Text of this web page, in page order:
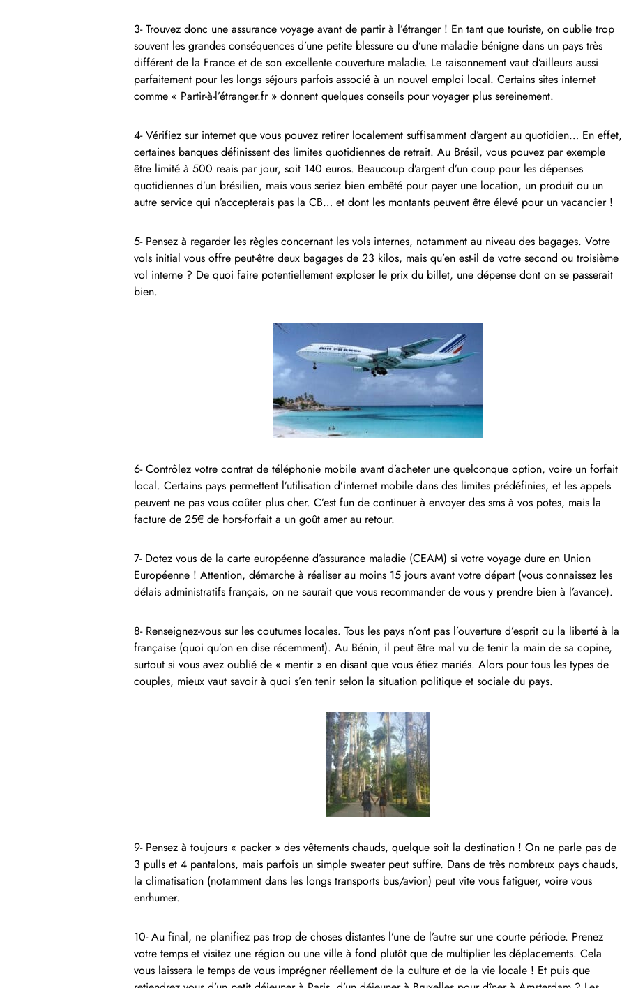
3- Trouvez donc une assurance voyage avant de partir à l’étranger ! En tant que touriste, on oublie trop
souvent les grandes conséquences d’une petite blessure ou d’une maladie bénigne dans un pays très
différent de la France et de son excellente couverture maladie. Le raisonnement vaut d’ailleurs aussi
parfaitement pour les longs séjours parfois associé à un nouvel emploi local. Certains sites internet
comme « Partir-à-l’étranger.fr» donnent quelques conseils pour voyager plus sereinement.
4- Vérifiez sur internet que vous pouvez retirer localement suffisamment d’argent au quotidien… En effet,
certaines banques définissent des limites quotidiennes de retrait. Au Brésil, vous pouvez par exemple
être limité à 500 reais par jour, soit 140 euros. Beaucoup d’argent d’un coup pour les dépenses
quotidiennes d’un brésilien, mais vous seriez bien embêté pour payer une location, un produit ou un
autre service qui n’accepterais pas la CB… et dont les montants peuvent être élevé pour un vacancier !
5- Pensez à regarder les règles concernant les vols internes, notamment au niveau des bagages. Votre
vols initial vous offre peut-être deux bagages de 23 kilos, mais qu’en est-il de votre second ou troisième
vol interne ? De quoi faire potentiellement exploser le prix du billet, une dépense dont on se passerait
bien.
6- Contrôlez votre contrat de téléphonie mobile avant d’acheter une quelconque option, voire un forfait
local. Certains pays permettent l’utilisation d’internet mobile dans des limites prédéfinies, et les appels
peuvent ne pas vous coûter plus cher. C’est fun de continuer à envoyer des sms à vos potes, mais la
facture de 25€ de hors-forfait a un goût amer au retour.
7- Dotez vous de la carte européenne d’assurance maladie (CEAM) si votre voyage dure en Union
Européenne ! Attention, démarche à réaliser au moins 15 jours avant votre départ (vous connaissez les
délais administratifs français, on ne saurait que vous recommander de vous y prendre bien à l’avance).
8- Renseignez-vous sur les coutumes locales. Tous les pays n’ont pas l’ouverture d’esprit ou la liberté à la
française (quoi qu’on en dise récemment). Au Bénin, il peut être mal vu de tenir la main de sa copine,
surtout si vous avez oublié de « mentir » en disant que vous étiez mariés. Alors pour tous les types de
couples, mieux vaut savoir à quoi s’en tenir selon la situation politique et sociale du pays.
9- Pensez à toujours « packer » des vêtements chauds, quelque soit la destination ! On ne parle pas de
3 pulls et 4 pantalons, mais parfois un simple sweater peut suffire. Dans de très nombreux pays chauds,
la climatisation (notamment dans les longs transports bus/avion) peut vite vous fatiguer, voire vous
enrhumer.
10- Au final, ne planifiez pas trop de choses distantes l’une de l’autre sur une courte période. Prenez
votre temps et visitez une région ou une ville à fond plutôt que de multiplier les déplacements. Cela
vous laissera le temps de vous imprégner réellement de la culture et de la vie locale ! Et puis que